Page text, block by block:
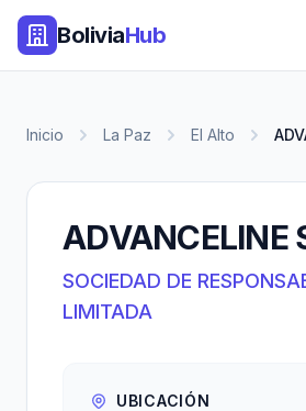
BoliviaHub
Inicio La Paz El Alto
ADVANCELINE
SOCIEDAD DE
LIMITADA
UBICACIÓN